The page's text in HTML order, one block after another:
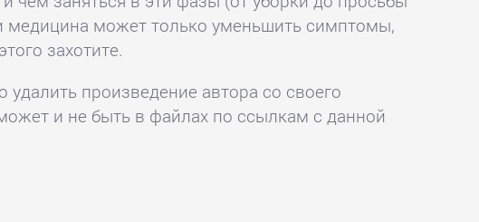
медицина может только уменьшить симптомы,
захотите.
произведение автора со своего
и не быть в файлах по ссылкам с данной